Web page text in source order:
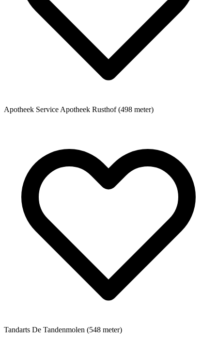
Apotheek Service Apotheek Rusthof (498 meter)
Tandarts De Tandenmolen (548 meter)